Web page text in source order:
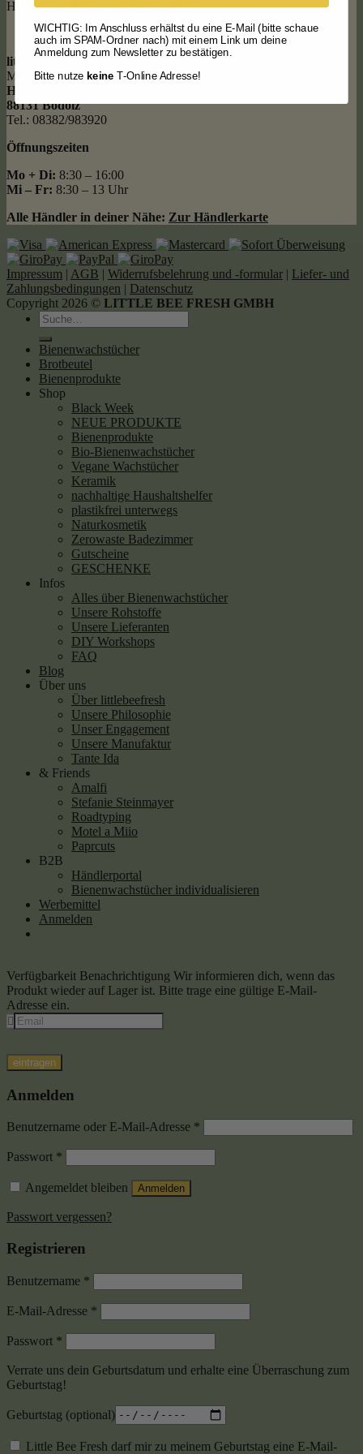
Hier findest du unseren Werksverkauf
little bee fresh
Manufaktur & Werksverkauf
Hochsträß 7
88131 Bodolz
Tel.: 08382/983920
Öffnungszeiten
Mo + Di: 8:30 – 16:00
Mi – Fr: 8:30 – 13 Uhr
Alle Händler in deiner Nähe: Zur Händlerkarte
Impressum | AGB | Widerrufsbelehrung und -formular | Liefer- und
Zahlungsbedingungen | Datenschutz
Copyright 2026 © LITTLE BEE FRESH GMBH
Suche
nach:
Bienenwachstücher
Brotbeutel
Bienenprodukte
Shop
Black Week
NEUE PRODUKTE
Bienenprodukte
Bio-Bienenwachstücher
Vegane Wachstücher
Keramik
nachhaltige Haushaltshelfer
plastikfrei unterwegs
Naturkosmetik
Zerowaste Badezimmer
Gutscheine
GESCHENKE
Infos
Alles über Bienenwachstücher
Unsere Rohstoffe
Unsere Lieferanten
DIY Workshops
FAQ
Blog
Über uns
Über littlebeefresh
Unsere Philosophie
Unser Engagement
Unsere Manufaktur
Tante Ida
& Friends
Amalfi
Stefanie Steinmayer
Roadtyping
Motel a Miio
Paprcuts
B2B
Händlerportal
Bienenwachstücher individualisieren
Werbemittel
Anmelden
Verfügbarkeit Benachrichtigung Wir informieren dich, wenn das
Produkt wieder auf Lager ist. Bitte trage eine gültige E-Mail-
Adresse ein.
eintragen
Anmelden
Benutzername oder E-Mail-Adresse *
Passwort *
Angemeldet bleiben Anmelden
Passwort vergessen?
Registrieren
Benutzername *
E-Mail-Adresse *
Passwort *
Verrate uns dein Geburtsdatum und erhalte eine Überraschung zum
Geburtstag!
Geburtstag (optional)
Little Bee Fresh darf mir zu meinem Geburtstag eine E-Mail-
WICHTIG: Im Anschluss erhältst du eine E-Mail (bitte schaue
auch im SPAM-Ordner nach) mit einem Link um deine
Anmeldung zum Newsletter zu bestätigen.
Bitte nutze keine T-Online Adresse!